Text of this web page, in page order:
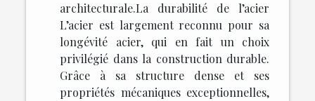
architecturale.La durabilité de l’acier
L’acier est largement reconnu pour sa
longévité acier, qui en fait un choix
privilégié dans la construction durable.
Grâce à sa structure dense et ses
propriétés mécaniques exceptionnelles,